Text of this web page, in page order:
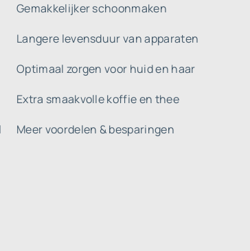
Gemakkelijker schoonmaken
Langere levensduur van apparaten
Optimaal zorgen voor huid en haar
Extra smaakvolle koffie en thee
Meer voordelen & besparingen